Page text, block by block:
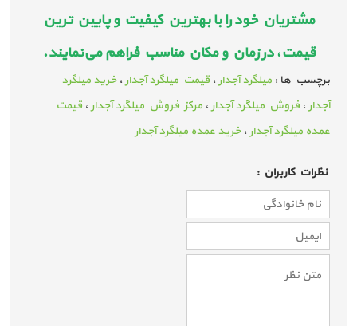
مشتریان خود را با بهترین کیفیت و پایین ترین
قیمت، در زمان و مکان مناسب فراهم می‌نمایند.
برچسب ها :​​​​​​​میلگرد آجدار ،قیمت ​​​​​​​میلگرد آجدار ،خرید ​​​​​​​میلگرد
آجدار ،فروش ​​​​​​​میلگرد آجدار ،مرکز فروش ​​​​​​​میلگرد آجدار ،قیمت
عمده ​​​​​​​میلگرد آجدار ،خرید عمده ​​​​​​​میلگرد آجدار
نظرات كاربران :